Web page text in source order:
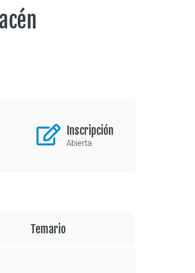
Inscripción
Abierta
Temario